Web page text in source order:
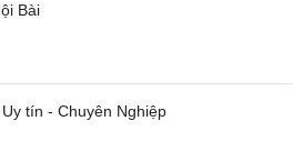
Bài
Uy tín - Chuyên Nghiệp